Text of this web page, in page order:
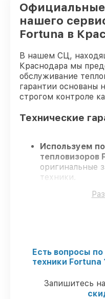
Официальные
нашего
Fortuna в
В нашем СЦ,
Краснодара мы
обслуживание
гарантии основаны
строгом контроле
Технические
Используем
тепловизоров
оригинальные
техники.
регулярное
переносов.
Гарантийное
услуги и
Fortuna
Есть вопросы
техники Fortuna
Запишитесь